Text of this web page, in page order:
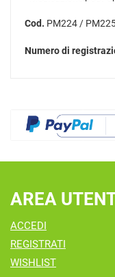
Cod. PM224 /
Numero di
AREA
ACCEDI
REGISTRATI
WISHLIST